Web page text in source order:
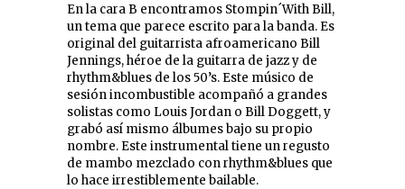
En la cara B encontramos Stompin´With Bill,
un tema que parece escrito para la banda. Es
original del guitarrista afroamericano Bill
Jennings, héroe de la guitarra de jazz y de
rhythm&blues de los 50’s. Este músico de
sesión incombustible acompañó a grandes
solistas como Louis Jordan o Bill Doggett, y
grabó así mismo álbumes bajo su propio
nombre. Este instrumental tiene un regusto
de mambo mezclado con rhythm&blues que
lo hace irrestiblemente bailable.